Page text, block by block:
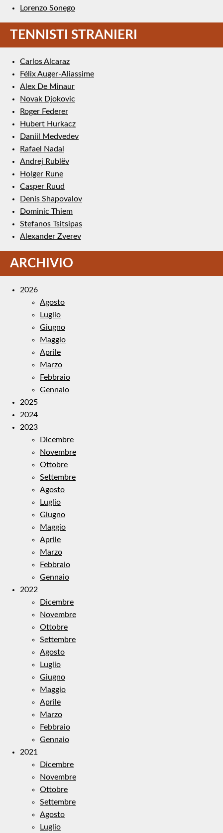
Lorenzo Sonego
TENNISTI STRANIERI
Carlos Alcaraz
Félix Auger-Aliassime
Alex De Minaur
Novak Djokovic
Roger Federer
Hubert Hurkacz
Daniil Medvedev
Rafael Nadal
Andrej Rublëv
Holger Rune
Casper Ruud
Denis Shapovalov
Dominic Thiem
Stefanos Tsitsipas
Alexander Zverev
ARCHIVIO
2026
Agosto
Luglio
Giugno
Maggio
Aprile
Marzo
Febbraio
Gennaio
2025
2024
2023
Dicembre
Novembre
Ottobre
Settembre
Agosto
Luglio
Giugno
Maggio
Aprile
Marzo
Febbraio
Gennaio
2022
Dicembre
Novembre
Ottobre
Settembre
Agosto
Luglio
Giugno
Maggio
Aprile
Marzo
Febbraio
Gennaio
2021
Dicembre
Novembre
Ottobre
Settembre
Agosto
Luglio